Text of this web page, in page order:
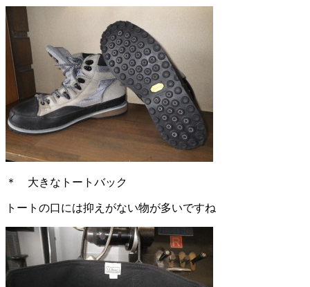
＊ 大きなトートバック
トートの口には抑えがない物が多いですね